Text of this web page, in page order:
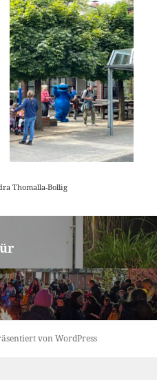
Thomalla-Bollig
von WordPress